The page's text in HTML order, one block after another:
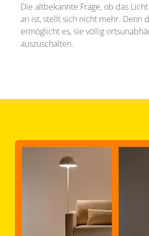
Die altbekannte Frage, ob das
an ist, stellt sich nicht mehr. Denn
ermöglicht es, sie völlig
auszuschalten.